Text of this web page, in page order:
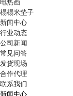
榻榻米垫子
新闻中心
行业动态
公司新闻
常见问答
发货现场
合作代理
联系我们
新闻中心